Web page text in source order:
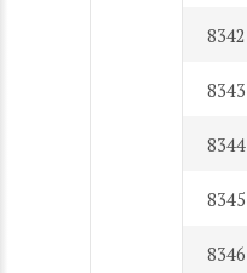
8342
8343
8344
8345
8346